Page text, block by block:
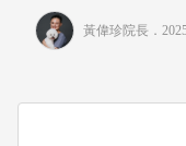
黃偉珍院長 ．